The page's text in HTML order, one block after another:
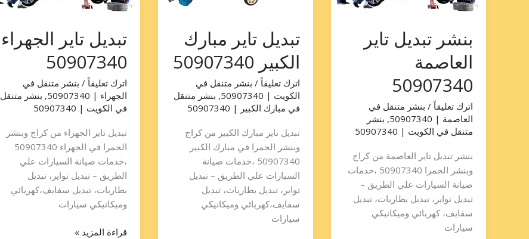
بنشر تبديل تاير
العاصمة
50907340
اترك تعليقاً / بنشر متنقل في
العاصمة | 50907340
, بنشر
متنقل في الكويت | 50907340
بنشر تبديل تاير العاصمة من كراج
وبنشر الحمرا 50907340 ،خدمات
صيانة السيارات علي الطريق –
تبديل تواير، تبديل بطاريات، تبديل
سفايف، كهربائي وميكانيكي
سيارات
تبديل تاير مبارك
الكبير 50907340
اترك تعليقاً / بنشر متنقل في
الكويت | 50907340
, بنشر متنقل
في مبارك الكبير | 50907340
تبديل تاير مبارك الكبير من كراج
وبنشر الحمرا في مبارك الكبير
50907340 ،خدمات صيانة
السيارات علي الطريق – تبديل
تواير، تبديل بطاريات، تبديل
سفايف،كهربائي وميكانيكي
سيارات
تبديل تاير الجهراء
50907340
اترك تعليقاً / بنشر متنقل في
الجهراء | 50907340
, بنشر متنقل
في الكويت | 50907340
تبديل تاير الجهراء من كراج وبنشر
الحمرا في الجهراء 50907340
،خدمات صيانة السيارات علي
الطريق – تبديل تواير، تبديل
بطاريات، تبديل سفايف،كهربائي
وميكانيكي سيارات
قراءة المزيد »